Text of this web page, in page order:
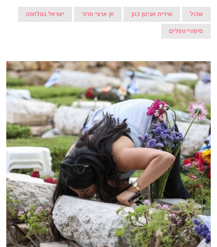
שכול שירית אביטן כהן חן ארצי סרור
ישראל במלחמה
סיפורי נופלים